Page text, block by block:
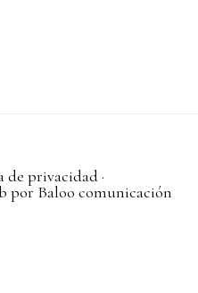
de privacidad ·
por Baloo comunicación